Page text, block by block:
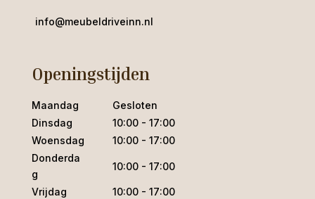
info@meubeldriveinn.nl
Openingstijden
Maandag
Gesloten
Dinsdag
10:00 - 17:00
Woensdag
10:00 - 17:00
Donderda
g
10:00 - 17:00
Vrijdag
10:00 - 17:00